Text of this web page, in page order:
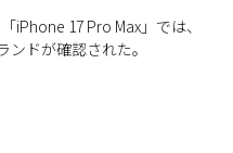
iPhone 17 Pro Max」では、
ドが確認された。